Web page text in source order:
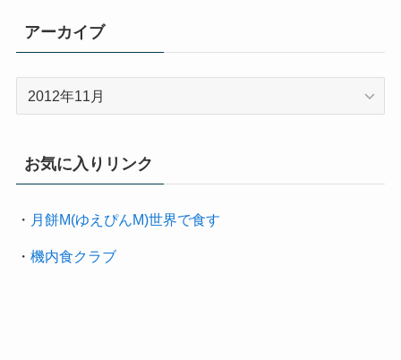
アーカイブ
イ
ブ
お気に入りリンク
・ 月餅M(ゆえぴんM)世界で食す
・ 機内食クラブ